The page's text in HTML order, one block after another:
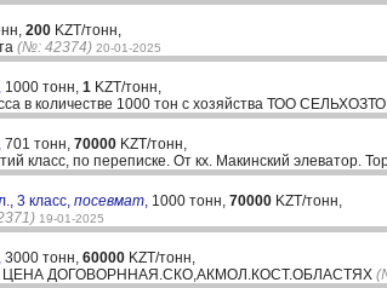
200 KZT/тонн,
(№: 42374) 20-01-2025
1000 тонн, 1 KZT/тонн,
в количестве 1000 тон с хозяйства ТОО
701 тонн, 70000 KZT/тонн,
класс, по переписке. От кх. Макинский элеватор.
3 класс, посевмат, 1000 тонн, 70000 KZT/тонн,
19-01-2025
3000 тонн, 60000 KZT/тонн,
ДОГОВОРННАЯ.СКО,АКМОЛ.КОСТ.ОБЛАСТЯХ